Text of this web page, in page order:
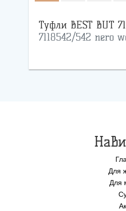
Туфли BEST BUT
7118542/542 nero
Для
Для